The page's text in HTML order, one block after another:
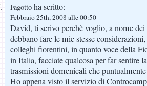
Fagotto ha scritto:
Febbraio 25th, 2008 alle 00:50
David, ti scrivo perchè voglio, a nome
debbano fare le mie stesse
colleghi fiorentini, in quanto voce della
in Italia, facciate qualcosa per far sentire
trasmissioni domenicali che
Ho appena visto il servizio di